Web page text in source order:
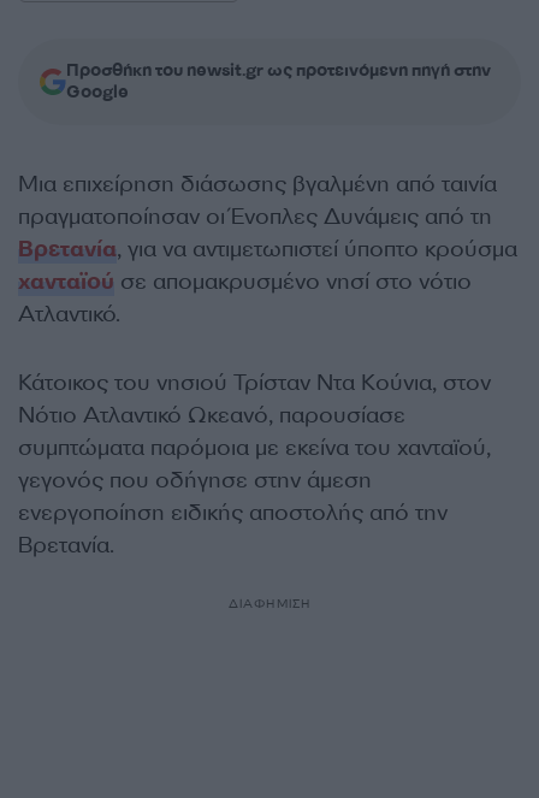
Προσθήκη του newsit.gr ως προτεινόμενη πηγή στην
Google
Μια επιχείρηση διάσωσης βγαλμένη από ταινία
πραγματοποίησαν οι Ένοπλες Δυνάμεις από τη
Βρετανία, για να αντιμετωπιστεί ύποπτο κρούσμα
χανταϊού σε απομακρυσμένο νησί στο νότιο
Ατλαντικό.
Κάτοικος του νησιού Τρίσταν Ντα Κούνια, στον
Νότιο Ατλαντικό Ωκεανό, παρουσίασε
συμπτώματα παρόμοια με εκείνα του χανταϊού,
γεγονός που οδήγησε στην άμεση
ενεργοποίηση ειδικής αποστολής από την
Βρετανία.
ΔΙΑΦΗΜΙΣΗ